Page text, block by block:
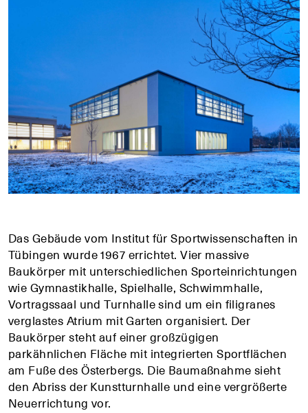
Das Gebäude vom Institut für Sportwissenschaften in
Tübingen wurde 1967 errichtet. Vier massive
Baukörper mit unterschiedlichen Sporteinrichtungen
wie Gymnastikhalle, Spielhalle, Schwimmhalle,
Vortragssaal und Turnhalle sind um ein filigranes
verglastes Atrium mit Garten organisiert. Der
Baukörper steht auf einer großzügigen
parkähnlichen Fläche mit integrierten Sportflächen
am Fuße des Österbergs. Die Baumaßnahme sieht
den Abriss der Kunstturnhalle und eine vergrößerte
Neuerrichtung vor.